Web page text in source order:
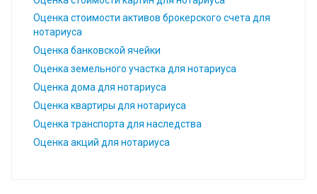
Оценка стоимости активов брокерского счета для
нотариуса
Оценка банковской ячейки
Оценка земельного участка для нотариуса
Оценка дома для нотариуса
Оценка квартиры для нотариуса
Оценка транспорта для наследства
Оценка акций для нотариуса